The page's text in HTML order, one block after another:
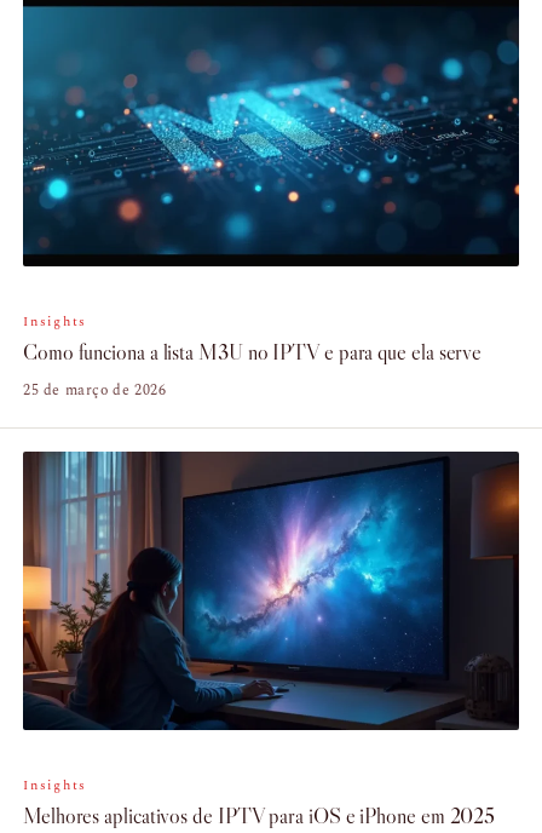
Insights
Como funciona a lista M3U no IPTV e para que ela serve
25 de março de 2026
Insights
Melhores aplicativos de IPTV para iOS e iPhone em 2025